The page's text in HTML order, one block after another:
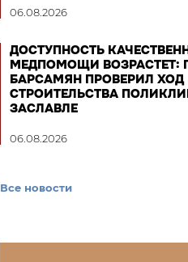
06.08.2026
ДОСТУПНОСТЬ
МЕДПОМОЩИ ВОЗРАСТЕТ:
БАРСАМЯН ПРОВЕРИЛ ХОД
СТРОИТЕЛЬСТВА
ЗАСЛАВЛЕ
06.08.2026
Все новости